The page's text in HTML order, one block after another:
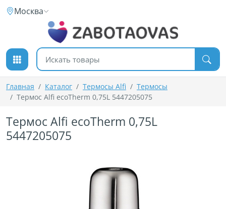
К содержимому
Москва
Поиск товаров
Главная Каталог Термосы Alfi
Термосы
Термос Alfi ecoTherm 0,75L 5447205075
Термос Alfi ecoTherm 0,75L
5447205075